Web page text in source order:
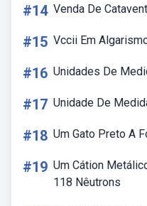
#14 Venda De
#15 Vccii Em
#16 Unidades De
#17 Unidade De
#18 Um Gato Preto A
#19 Um Cátion
118 Nêutrons